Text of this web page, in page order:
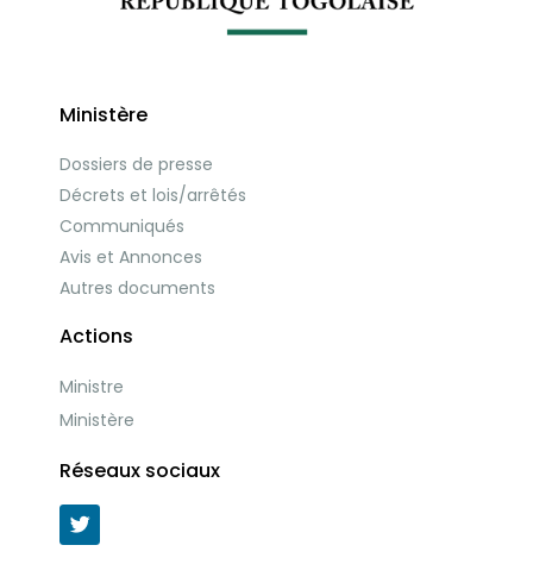
Ministère
Dossiers de presse
Décrets et lois/arrêtés
Communiqués
Avis et Annonces
Autres documents
Actions
Ministre
Ministère
Réseaux sociaux